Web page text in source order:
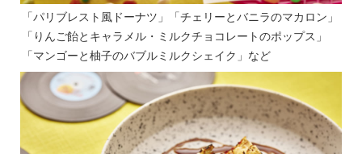
「パリブレスト風ドーナツ」「チェリーとバニラのマカロン」
「りんご飴とキャラメル・ミルクチョコレートのポップス」
「マンゴーと柚子のバブルミルクシェイク」など